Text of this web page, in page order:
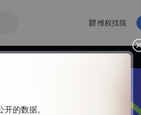
维权找我
的数据。